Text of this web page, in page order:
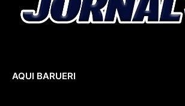
AQUI BARUERI